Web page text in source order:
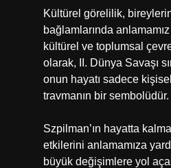
Kültürel görelilik,
bağlamlarında
kültürel ve toplumsal
olarak, II. Dünya Savaşı
onun hayatı sadece
travmanın bir sembolüdür.
Szpilman’ın hayatta
etkilerini anlamamıza
büyük değişimlere yol